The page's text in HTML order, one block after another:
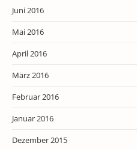
Juni 2016
Mai 2016
April 2016
März 2016
Februar 2016
Januar 2016
Dezember 2015